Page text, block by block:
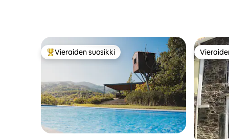
Vieraiden suosikkien parhaimmistoa
Vieraiden suosikki